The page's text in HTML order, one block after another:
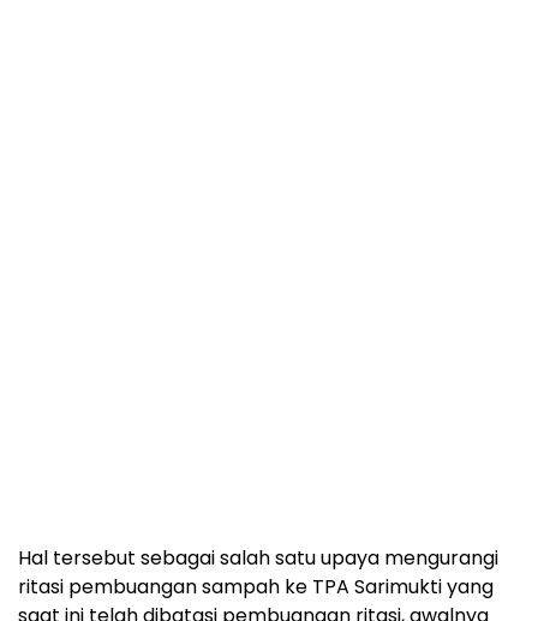
Hal tersebut sebagai salah satu upaya mengurangi
ritasi pembuangan sampah ke TPA Sarimukti yang
saat ini telah dibatasi pembuangan ritasi, awalnya